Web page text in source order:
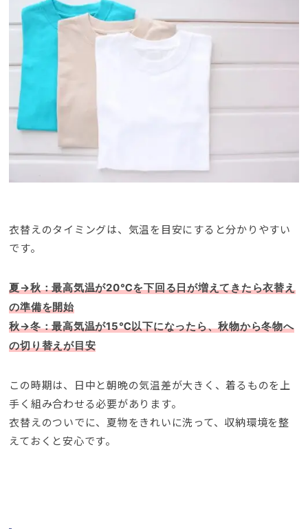
衣替えのタイミングは、気温を目安にすると分かりやすい
です。
夏→秋：最高気温が20℃を下回る日が増えてきたら衣替え
の準備を開始
秋→冬：最高気温が15℃以下になったら、秋物から冬物へ
の切り替えが目安
この時期は、日中と朝晩の気温差が大きく、着るものを上
手く組み合わせる必要があります。
衣替えのついでに、夏物をきれいに洗って、収納環境を整
えておくと安心です。